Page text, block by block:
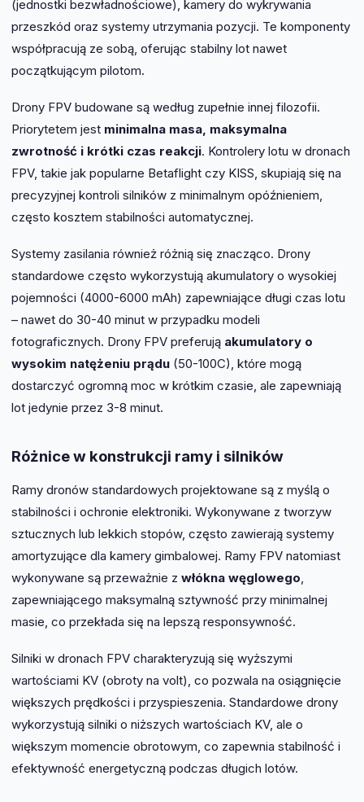
(jednostki bezwładnościowe), kamery do wykrywania
przeszkód oraz systemy utrzymania pozycji. Te komponenty
współpracują ze sobą, oferując stabilny lot nawet
początkującym pilotom.
Drony FPV budowane są według zupełnie innej filozofii.
Priorytetem jest minimalna masa, maksymalna
zwrotność i krótki czas reakcji. Kontrolery lotu w dronach
FPV, takie jak popularne Betaflight czy KISS, skupiają się na
precyzyjnej kontroli silników z minimalnym opóźnieniem,
często kosztem stabilności automatycznej.
Systemy zasilania również różnią się znacząco. Drony
standardowe często wykorzystują akumulatory o wysokiej
pojemności (4000-6000 mAh) zapewniające długi czas lotu
– nawet do 30-40 minut w przypadku modeli
fotograficznych. Drony FPV preferują akumulatory o
wysokim natężeniu prądu (50-100C), które mogą
dostarczyć ogromną moc w krótkim czasie, ale zapewniają
lot jedynie przez 3-8 minut.
Różnice w konstrukcji ramy i silników
Ramy dronów standardowych projektowane są z myślą o
stabilności i ochronie elektroniki. Wykonywane z tworzyw
sztucznych lub lekkich stopów, często zawierają systemy
amortyzujące dla kamery gimbalowej. Ramy FPV natomiast
wykonywane są przeważnie z włókna węglowego
zapewniającego maksymalną sztywność przy minimalnej
masie, co przekłada się na lepszą responsywność.
Silniki w dronach FPV charakteryzują się wyższymi
wartościami KV (obroty na volt), co pozwala na osiągnięcie
większych prędkości i przyspieszenia. Standardowe drony
wykorzystują silniki o niższych wartościach KV, ale o
większym momencie obrotowym, co zapewnia stabilność i
efektywność energetyczną podczas długich lotów.